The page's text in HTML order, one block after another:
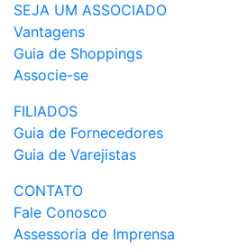
SEJA UM ASSOCIADO
Vantagens
Guia de Shoppings
Associe-se
FILIADOS
Guia de Fornecedores
Guia de Varejistas
CONTATO
Fale Conosco
Assessoria de Imprensa